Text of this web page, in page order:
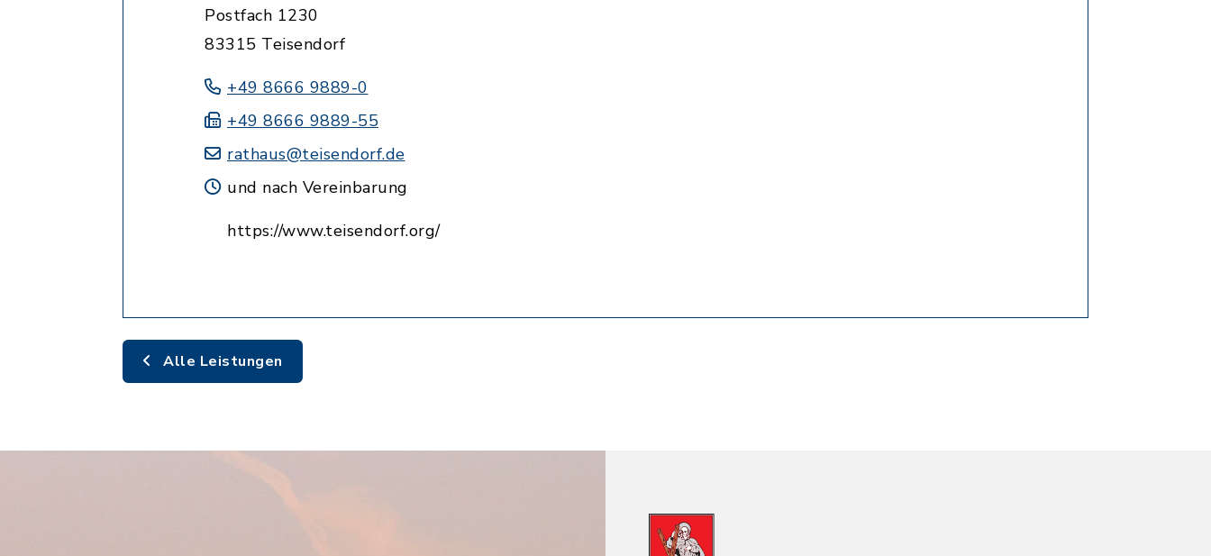
Postfach 1230
83315 Teisendorf
+49 8666 9889-0
+49 8666 9889-55
rathaus@teisendorf.de
und nach Vereinbarung
https://www.teisendorf.org/
Alle Leistungen